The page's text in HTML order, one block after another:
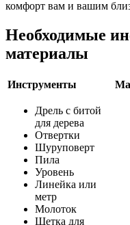
комфорт вам и вашим
Необходимые
материалы
Инструменты
Дрель с битой
для дерева
Отвертки
Шуруповерт
Пила
Уровень
Линейка или
метр
Молоток
Щетка для